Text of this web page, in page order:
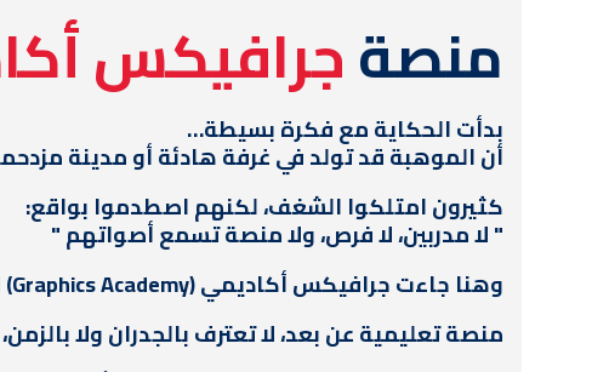
منصةجرافيكس
بدأت الحكاية مع فكرة بسيطة…
أن الموهبة قد تولد في غرفة هادئة أو مدينة
كثيرون امتلكوا الشغف، لكنهم اصطدموا بواقع:
" لا مدربين، لا فرص، ولا منصة تسمع أصواتهم "
وهنا جاءت جرافيكس أكاديمي (Graphics Academy) لتصنع شيئًا مختلفًا.
منصة تعليمية عن بعد، لا تعترف بالجدران ولا